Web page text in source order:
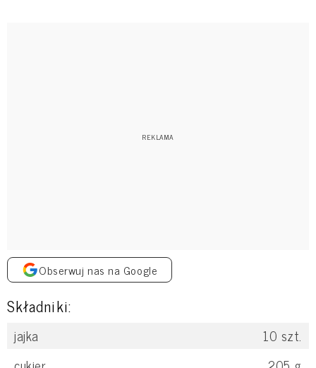
Obserwuj nas na Google
Składniki:
jajka 10 szt.